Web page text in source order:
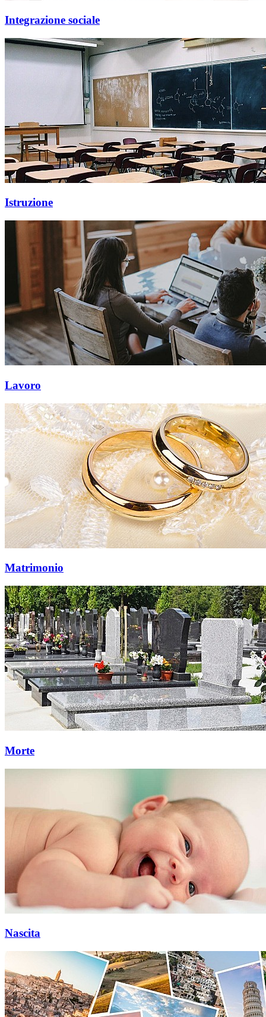
Integrazione sociale
Istruzione
Lavoro
Matrimonio
Morte
Nascita